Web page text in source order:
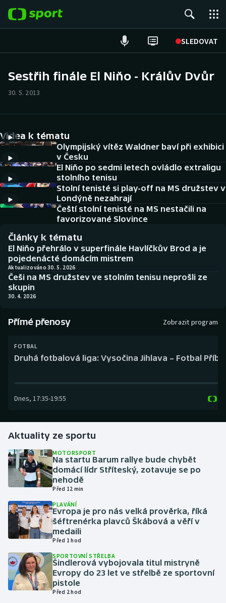
SLEDOVAT
Hokej
Tenis
Atletika
Cyklistika
DALŠÍ SPORTY
Americký fotbal
Baseball a softbal
Basketbal
Biatlon
Curling
Florbal
Golf
Gymnastika
Házená
Jezdectví
Krasobruslení
NEPŘEHLÉDNĚTE
Soutěže
Historické návraty
Aplikace ČT sport
Sestřih finále El Niňo - Králův Dvůr
30. 5. 2013
Videa k tématu
Olympijský vítěz Waldner baví při exhibici
v Česku
El Niňo po sedmi letech ovládlo extraligu
stolního tenisu
Stolní tenisté si play-off na MS družstev v
Londýně nezahrají
Čeští stolní tenisté na MS nestačili na
favorizované Slovince
Články k tématu
El Niňo přehrálo v superfinále Havlíčkův Brod a je
pojedenácté domácím mistrem
Aktualizováno 30. 5. 2026
Češi na MS družstev ve stolním tenisu neprošli ze
skupin
30. 4. 2026
Přímé přenosy Zobrazit program
FOTBAL
Druhá fotbalová liga: Vysočina Jihlava – Fotbal
Dnes, 17:35-19:55
Aktuality ze sportu
MOTORSPORT
Na startu Barum rallye bude chybět
domácí lídr Stříteský, zotavuje se po
nehodě
Před 12 min
PLAVÁNÍ
Evropa je pro nás velká prověrka, říká
šéftrenérka plavců Škábová a věří v
medaili
Před 1 hod
SPORTOVNÍ STŘELBA
Šindlerová vybojovala titul mistryně
Evropy do 23 let ve střelbě ze sportovní
pistole
Před 2 hod